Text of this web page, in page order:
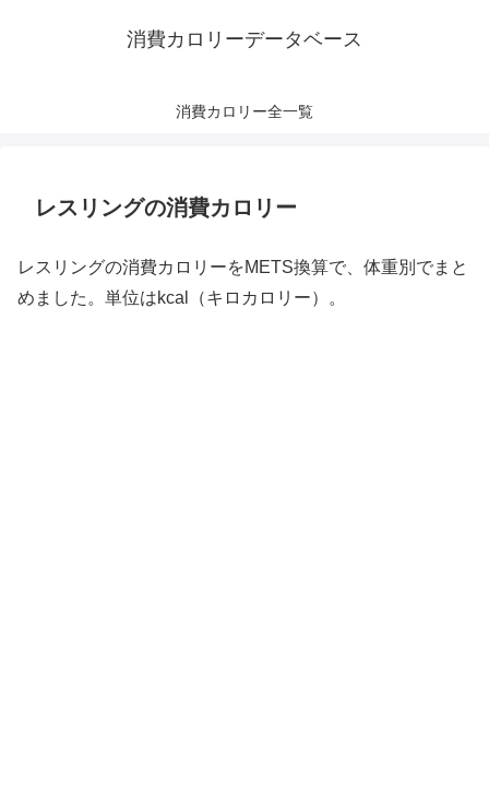
消費カロリーデータベース
消費カロリー全一覧
レスリングの消費カロリー
レスリングの消費カロリーをMETS換算で、体重別でまと
めました。単位はkcal（キロカロリー）。